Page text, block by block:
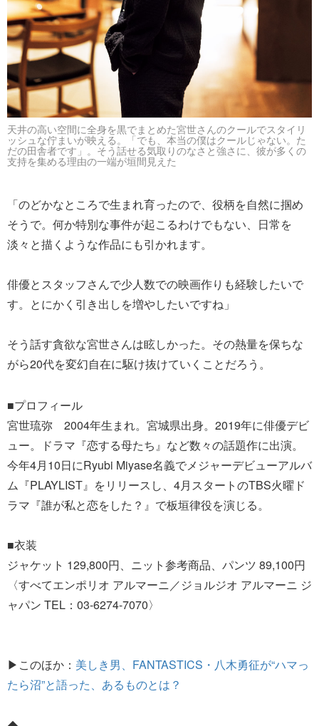
天井の高い空間に全身を黒でまとめた宮世さんのクールでスタイリ
ッシュな佇まいが映える。「でも、本当の僕はクールじゃない。た
だの田舎者です」。そう話せる気取りのなさと強さに、彼が多くの
支持を集める理由の一端が垣間見えた
「のどかなところで生まれ育ったので、役柄を自然に掴め
そうで。何か特別な事件が起こるわけでもない、日常を
淡々と描くような作品にも引かれます。
俳優とスタッフさんで少人数での映画作りも経験したいで
す。とにかく引き出しを増やしたいですね」
そう話す貪欲な宮世さんは眩しかった。その熱量を保ちな
がら20代を変幻自在に駆け抜けていくことだろう。
■プロフィール
宮世琉弥 2004年生まれ。宮城県出身。2019年に俳優デビ
ュー。ドラマ『恋する母たち』など数々の話題作に出演。
今年4月10日にRyubi Miyase名義でメジャーデビューアルバ
ム『PLAYLIST』をリリースし、4月スタートのTBS火曜ド
ラマ『誰が私と恋をした？』で板垣律役を演じる。
■衣装
ジャケット 129,800円、ニット参考商品、パンツ 89,100円
〈すべてエンポリオ アルマーニ／ジョルジオ アルマーニ ジ
ャパン TEL：03-6274-7070〉
▶このほか： 美しき男、FANTASTICS・八木勇征が“ハマっ
たら沼”と語った、あるものとは？